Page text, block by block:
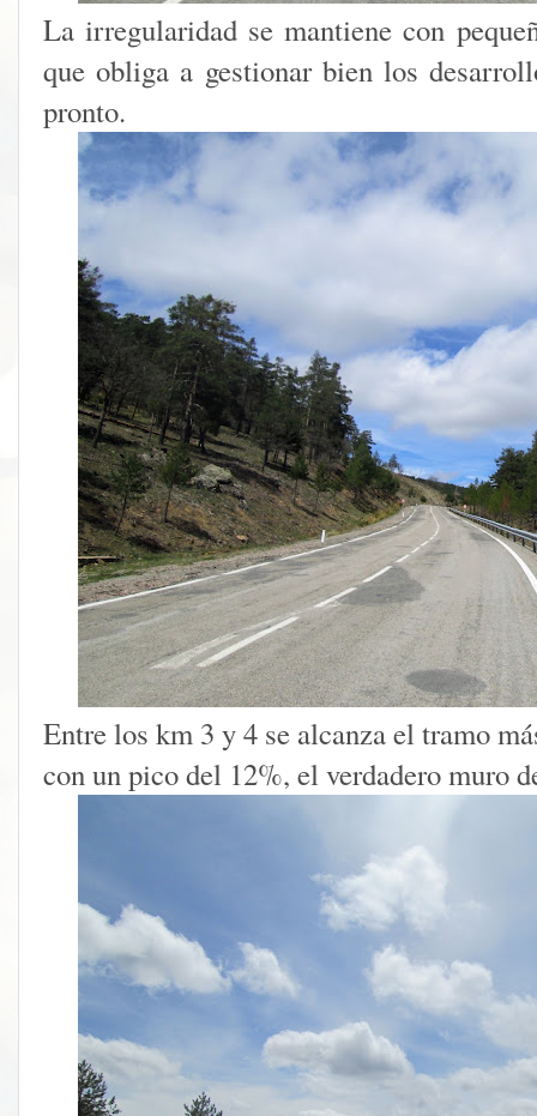
La irregularidad se mantiene con
que obliga a gestionar bien los
pronto.
Entre los km 3 y 4 se alcanza el tramo
con un pico del 12%, el verdadero muro